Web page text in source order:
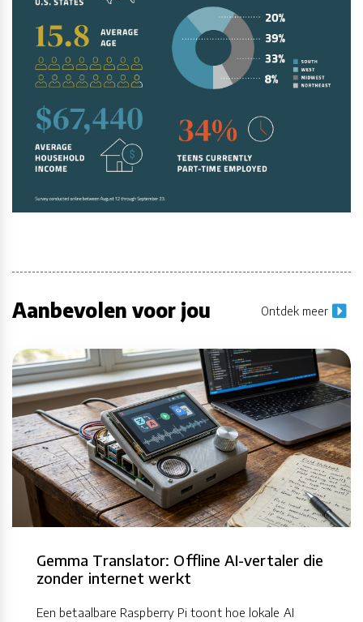
Aanbevolen voor jou Ontdek meer
Gemma Translator: Offline AI-vertaler die
zonder internet werkt
Een betaalbare Raspberry Pi toont hoe lokale AI